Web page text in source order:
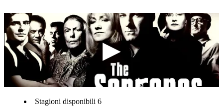
Stagioni disponibili 6